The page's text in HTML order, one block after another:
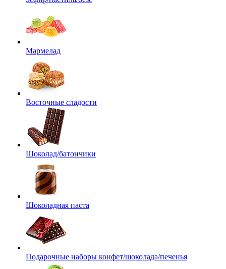
Мармелад
Восточные сладости
Шоколад/батончики
Шоколадная паста
Подарочные наборы конфет/шоколада/печенья